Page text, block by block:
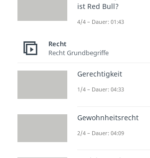
Lernen lohnt sich!
Entdecke hier
ist Red Bull?
4/4 – Dauer: 01:43
Recht
Recht Grundbegriffe
Gerechtigkeit
1/4 – Dauer: 04:33
Gewohnheitsrecht
2/4 – Dauer: 04:09